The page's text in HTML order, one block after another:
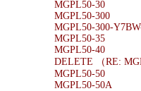
MGPL50-30
MGPL50-300
MGPL50-300-
MGPL50-35
MGPL50-40
DELETE （RE:
MGPL50-50
MGPL50-50A